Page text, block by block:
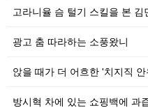
고라니율 슴 털기 스킬을 본 김
광고 춤 따라하는 소풍왔니
앉을 때가 더 어흐한 '치지직 안
방시혁 차에 있는 쇼핑백에 과